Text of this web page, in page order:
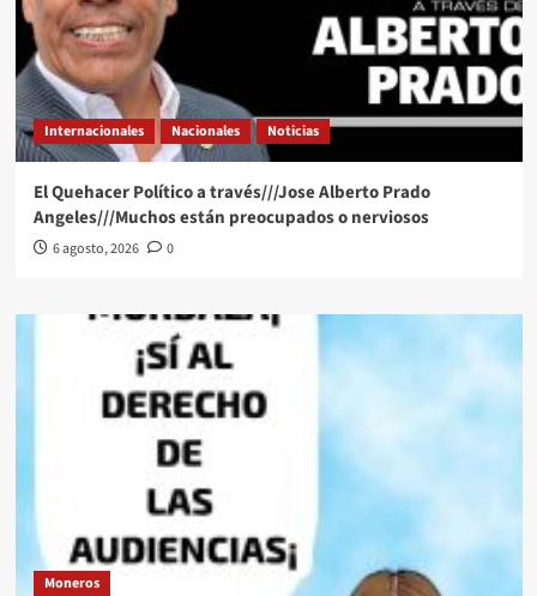
Internacionales Nacionales Noticias
El Quehacer Político a través///Jose Alberto Prado
Angeles///Muchos están preocupados o nerviosos
6 agosto, 2026 0
Moneros